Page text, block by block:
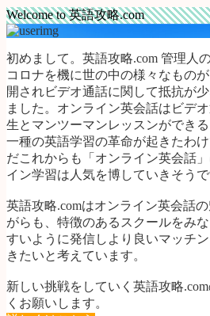
Welcome to 英語攻略.com
初めまして。英語攻略.com 管理人
コロナを機に世の中の様々なもの
開されビデオ通話に関して抵抗が
ました。オンライン英会話はビデ
生とマンツーマンレッスンができる
一種の英語学習の革命が起きたわ
だこれからも「オンライン英会話
イン学習は人気を博していきそうで
英語攻略.comはオンライン英会話
がらも、特徴のあるスクールをみ
すいように発信しより良いマッチ
きたいと考えています。
新しい挑戦をしていく英語攻略
くお願いします。